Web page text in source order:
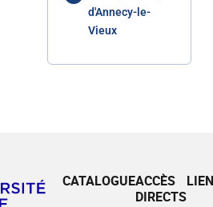
d'Annecy-le-
Vieux
CATALOGUEACCÈS
DIRECTS